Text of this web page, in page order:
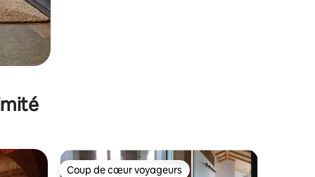
Coup de cœur voyageurs